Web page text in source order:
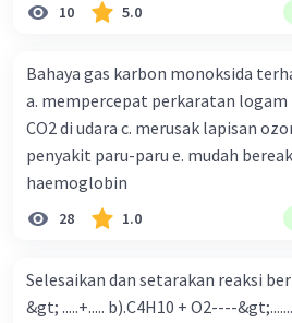
10 5.0
Bahaya gas karbon monoksida
a. mempercepat perkaratan logam b. mengurangi kadar
CO2 di udara c. merusak lapisan ozon d. menyebabkan
penyakit paru-paru e. mudah bereaksi dengan
haemoglobin
28 1.0
Selesaikan dan setarakan reaksi
&gt; .....+..... b).C4H10 + O2----